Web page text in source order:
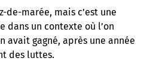
de-marée, mais c’est une
dans un contexte où l’on
avait gagné, après une année
des luttes.